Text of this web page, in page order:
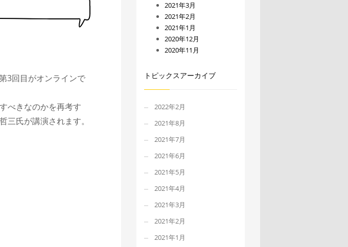
3回目がオンラインで
べきなのかを再考す
三氏が講演されます。
2021年3月
2021年2月
2021年1月
2020年12月
2020年11月
トピックスアーカイブ
2022年2月
2021年8月
2021年7月
2021年6月
2021年5月
2021年4月
2021年3月
2021年2月
2021年1月